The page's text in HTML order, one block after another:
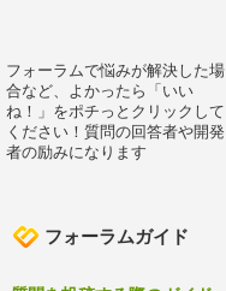
フォーラムで悩みが解決した場
合など、よかったら「いい
ね！」をポチっとクリックして
ください！質問の回答者や開発
者の励みになります
フォーラムガイド